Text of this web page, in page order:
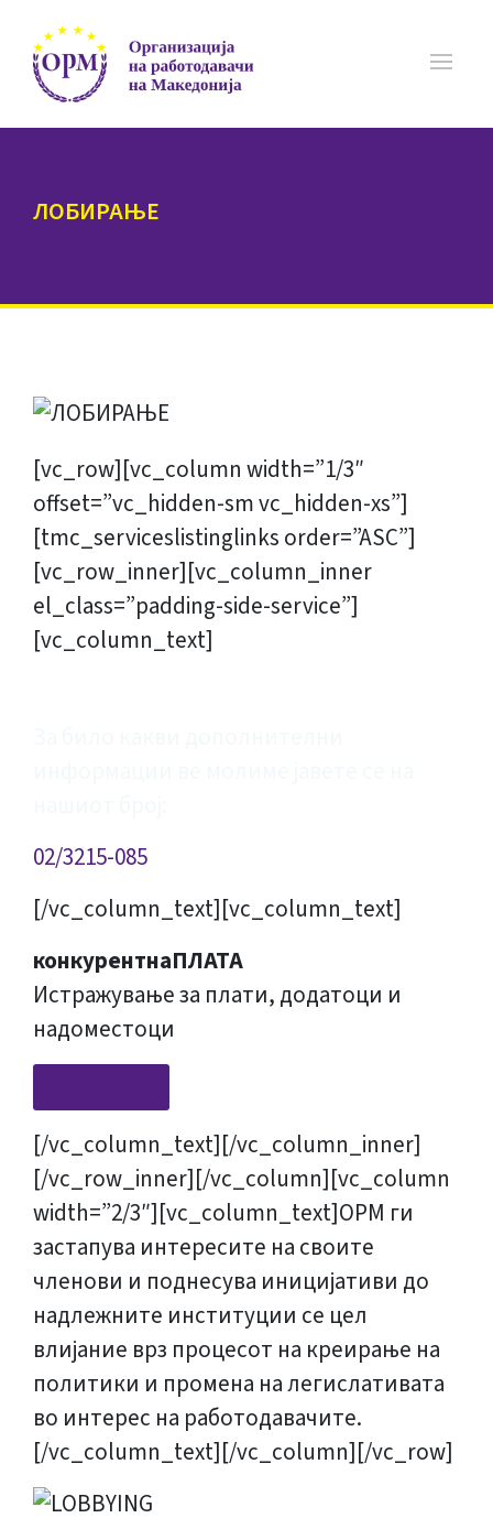
ЛОБИРАЊЕ
[vc_row][vc_column width=”1/3″
offset=”vc_hidden-sm vc_hidden-xs”]
[tmc_serviceslistinglinks order=”ASC”]
[vc_row_inner][vc_column_inner
el_class=”padding-side-service”]
[vc_column_text]
02/3215-085
[/vc_column_text][vc_column_text]
конкурентнаПЛАТА
Истражување за плати, додатоци и
надоместоци
[/vc_column_text][/vc_column_inner]
[/vc_row_inner][/vc_column][vc_column
width=”2/3″][vc_column_text]ОРМ ги
застапува интересите на своите
членови и поднесува иницијативи до
надлежните институции се цел
влијание врз процесот на креирање на
политики и промена на легислативата
во интерес на работодавачите.
[/vc_column_text][/vc_column][/vc_row]